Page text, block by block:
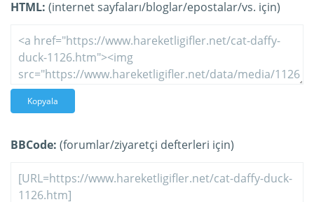
HTML: (internet sayfaları/bloglar/epostalar/vs. için)
Kopyala
BBCode: (forumlar/ziyaretçi defterleri için)